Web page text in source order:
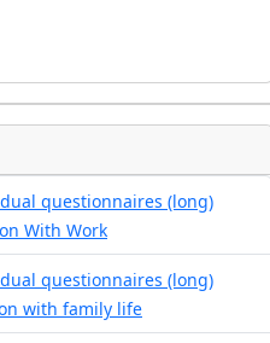
questionnaires (long)
With Work
questionnaires (long)
with family life